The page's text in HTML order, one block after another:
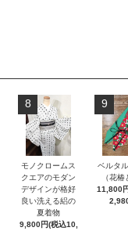
8
モノクロームス
クエアのモダン
デザインが格好
良い洗える絽の
夏着物
9,800円(税込10,
9
ベルタ
（花椿
11,800